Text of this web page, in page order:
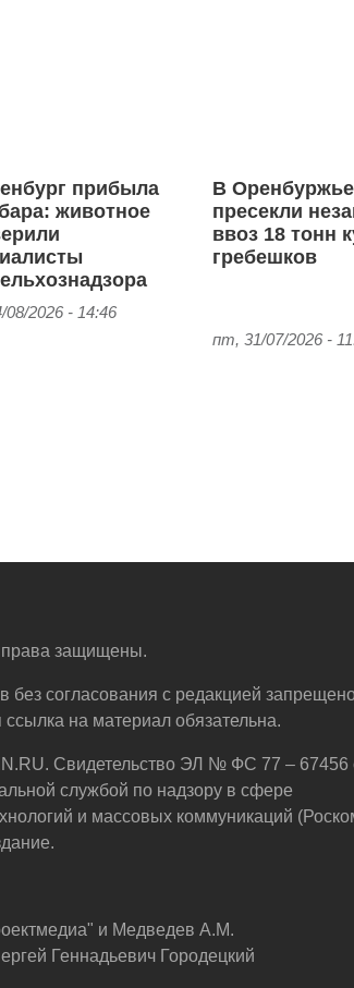
прибыла
животное
2026 - 14:46
В Оренбуржье
пресекли
ввоз 18 тонн
гребешков
пт, 31/07/2026 -
защищены.
без согласования с редакцией
на материал обязательна.
Свидетельство ЭЛ № ФС 77 – 67456
службой по надзору в сфере
и массовых коммуникаций
и Медведев А.М.
Геннадьевич Городецкий